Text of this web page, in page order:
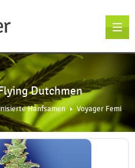
Dutchmen
Hanfsamen Voyager Feminisiert